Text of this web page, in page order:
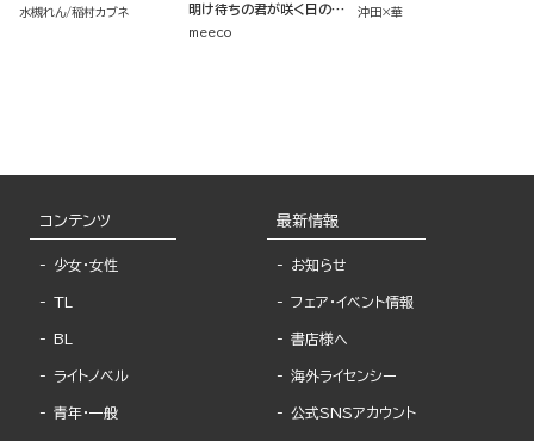
水槻れん 稲村カブネ
明け待ちの君が咲く日の物
語 （1）
meeco
沖田×華
コンテンツ
少女・女性
TL
BL
ライトノベル
青年・一般
最新情報
お知らせ
フェア・イベント情報
書店様へ
海外ライセンシー
公式SNSアカウント